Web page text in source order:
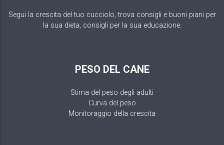
Segui la crescita del tuo cucciolo, trova consigli e buoni piani per
la sua dieta, consigli per la sua educazione.
PESO DEL CANE
Stima del peso degli adulti
Curva del peso
Monitoraggio della crescita